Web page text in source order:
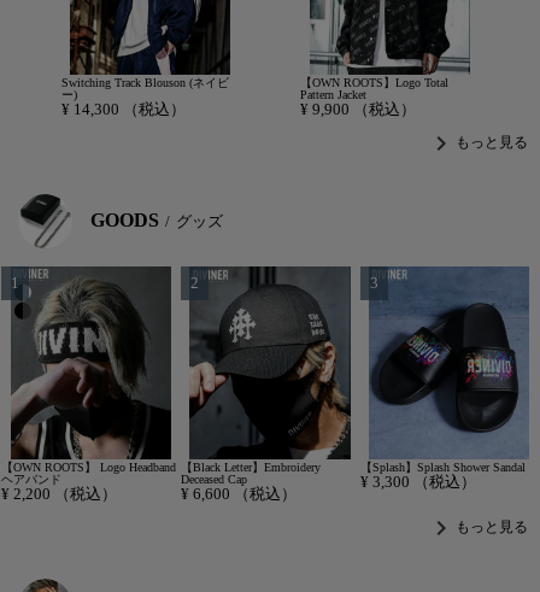
Switching Track Blouson (ネイビ
ー)
¥ 14,300 （税込）
【OWN ROOTS】Logo Total
Pattern Jacket
¥ 9,900 （税込）
chevron_right もっと見る
GOODS グッズ
【OWN ROOTS】 Logo Headband
ヘアバンド
¥ 2,200 （税込）
【Black Letter】Embroidery
Deceased Cap
¥ 6,600 （税込）
【Splash】Splash Shower Sandal
¥ 3,300 （税込）
chevron_right もっと見る